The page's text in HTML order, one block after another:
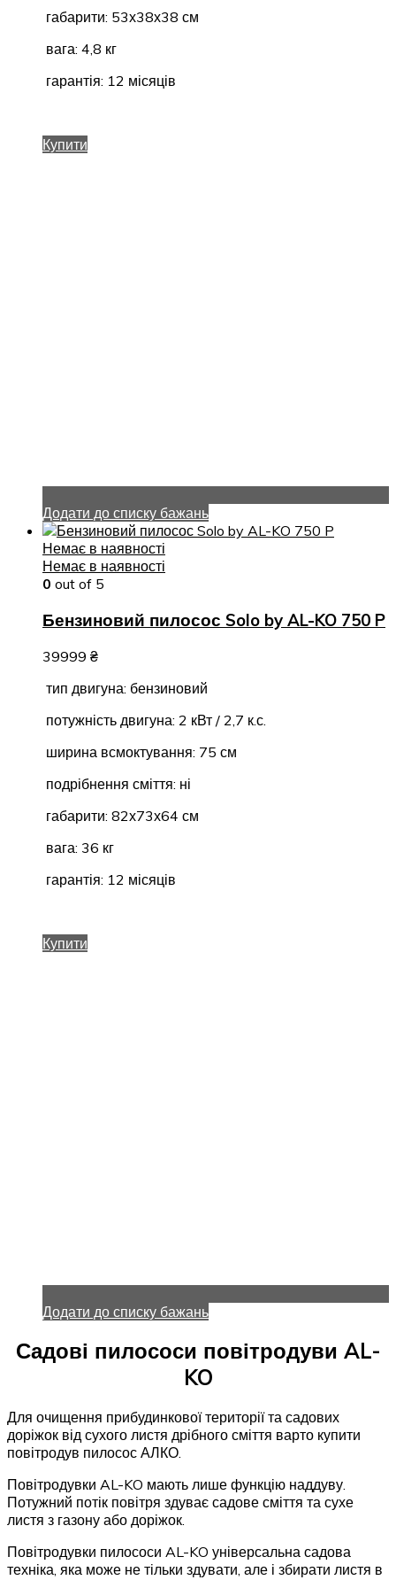
габарити: 53х38х38 см
вага: 4,8 кг
гарантія: 12 місяців
Купити
Додати до списку бажань
Немає в наявності
Немає в наявності
0 out of 5
Бензиновий пилосос Solo by AL-KO 750 P
39999 ₴
тип двигуна: бензиновий
потужність двигуна: 2 кВт / 2,7 к.с.
ширина всмоктування: 75 см
подрібнення сміття: ні
габарити: 82х73х64 см
вага: 36 кг
гарантія: 12 місяців
Купити
Додати до списку бажань
Садові пилососи повітродуви AL-
KO
Для очищення прибудинкової території та садових
доріжок від сухого листя дрібного сміття варто купити
повітродув пилосос АЛКО.
Повітродувки AL-KO мають лише функцію наддуву.
Потужний потік повітря здуває садове сміття та сухе
листя з газону або доріжок.
Повітродувки пилососи AL-KO універсальна садова
техніка, яка може не тільки здувати, але і збирати листя в